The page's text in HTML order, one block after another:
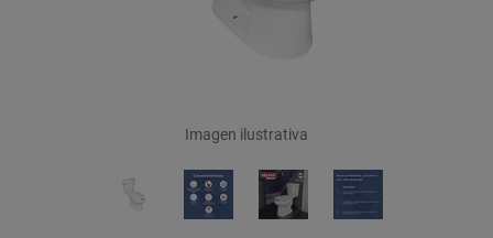
Imagen ilustrativa